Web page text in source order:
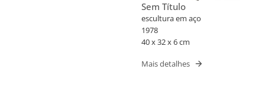
Sem Título
escultura em aço
1978
40 x 32 x 6 cm
Mais detalhes